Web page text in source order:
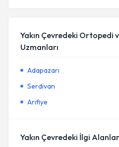
Yakın Çevredeki Ortopedi
Uzmanları
Adapazarı
Serdivan
Arifiye
Yakın Çevredeki İlgi